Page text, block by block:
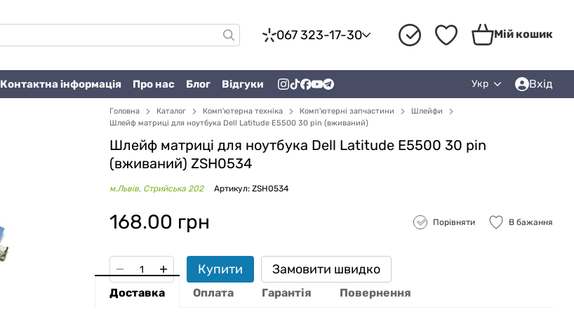
067 323-17-30 Мій кошик
Контактна інформація Про нас Блог Відгуки Укр Вхід
Головна Каталог Комп'ютерна техніка Комп'ютерні запчастини
Шлейфи
Шлейф матриці для ноутбука Dell Latitude E5500 30 pin (вживаний)
Шлейф матриці для ноутбука Dell Latitude E5500 30 pin
(вживаний) ZSH0534
м.Львів, Стрийська 202 Артикул: ZSH0534
168.00 грн Порівняти В бажання
Купити Замовити швидко
Доставка Оплата Гарантія Повернення